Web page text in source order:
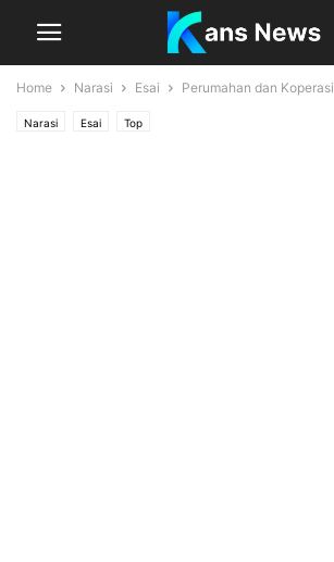
Home Narasi Esai Perumahan dan Koperasi
Narasi Esai Top